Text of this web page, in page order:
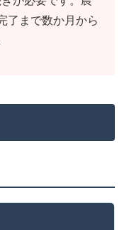
了まで数か月から